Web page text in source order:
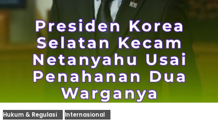
Hukum & Regulasi Internasional